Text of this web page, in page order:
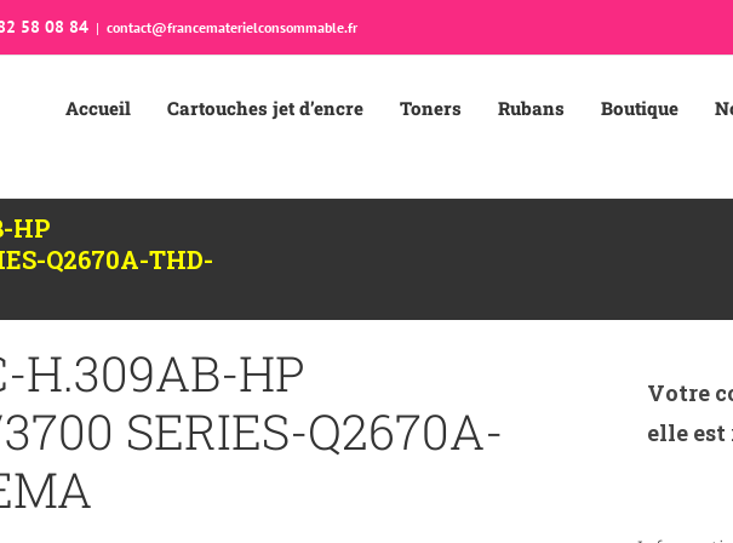
58 08 84 | contact@francematerielconsommable.fr
Accueil Cartouches jet d’encre Toners Rubans Boutique
HP
Q2670A-THD-
H.309AB-HP
SERIES-Q2670A-
Votre
elle est